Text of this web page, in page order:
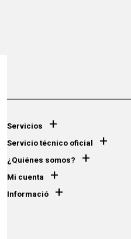
Servicios +
Servicio técnico oficial +
¿Quiénes somos? +
Mi cuenta +
Informació +